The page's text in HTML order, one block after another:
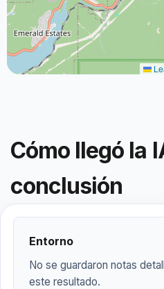
Cómo llegó la
conclusión
Entorno
No se guardaron notas
este resultado.